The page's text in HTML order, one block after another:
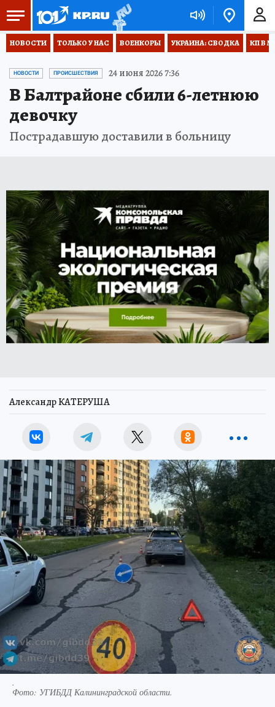
НОВОСТИ ТОЛЬКО У НАС ВОЕНКОРЫ УКРАИНА: СВОДКА КП В
НОВОСТИ ПРОИСШЕСТВИЯ 24 июня 2026 7:36
В Балтрайоне сбили 6-летнюю
девочку
Пострадавшую доставили в больницу
Александр КАТЕРУША
.
Фото: УГИБДД Калининградской области.